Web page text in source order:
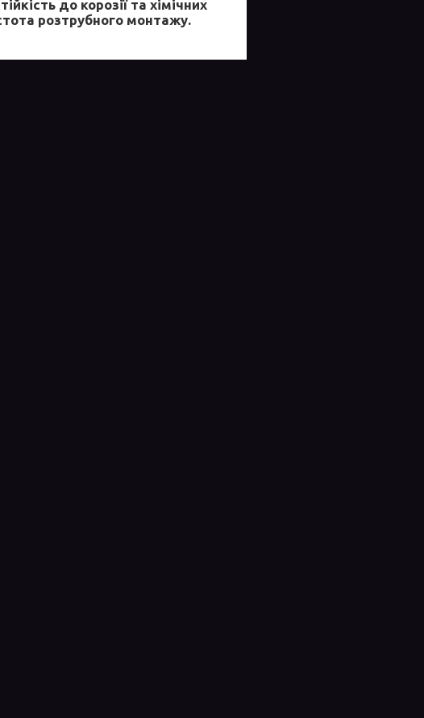
до корозії та хімічних
розтрубного монтажу.